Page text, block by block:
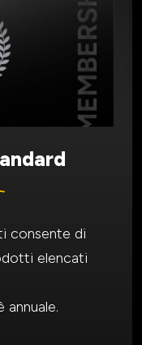
consente di
elencati
annuale.